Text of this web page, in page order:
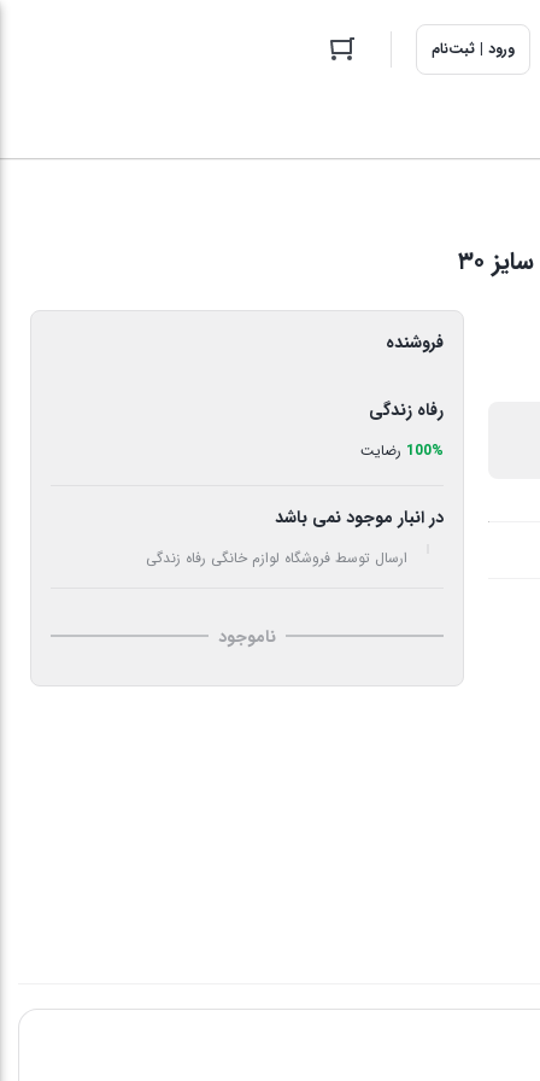
ورود | ثبت‌نام
۳۰
فروشنده
رفاه زندگی
100% رضایت
در انبار موجود نمی باشد
ارسال توسط فروشگاه لوازم خانگی رفاه زندگی
ناموجود